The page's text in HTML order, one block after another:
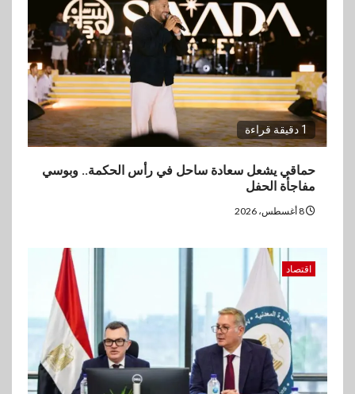
3
اقتصاد
ارتفاع أسعار النفط مع تصاعد
المخاوف بشأن مستقبل الملاحة
في مضيق هرمز
4 بنوك
البنك الزراعي يكرم موظفيه
المتميزين بعد تحقيق نتائج قياسية
إنتيسا سان باولو تحقق 5.6 مليار
يورو صافي ربح في النصف الأول
2026
1 دقيقة قراءة
حماقي يشعل سعادة ساحل في رأس الحكمة.. وبوسي
مفاجأة الحفل
اقتصاد